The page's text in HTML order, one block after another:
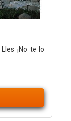
¡No te lo